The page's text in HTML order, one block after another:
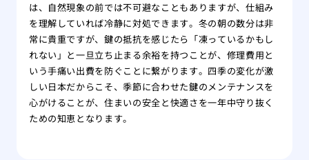
は、自然現象の前では不可避なこともありますが、仕組み
を理解していれば冷静に対処できます。冬の朝の数分は非
常に貴重ですが、鍵の抵抗を感じたら「凍っているかもし
れない」と一旦立ち止まる余裕を持つことが、修理費用と
いう手痛い出費を防ぐことに繋がります。四季の変化が激
しい日本だからこそ、季節に合わせた鍵のメンテナンスを
心がけることが、住まいの安全と快適さを一年中守り抜く
ための知恵となります。